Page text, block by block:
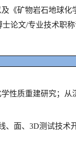
《矿物岩石地球
论文/专业技术职
性质重建研究；
、面、3D测试技